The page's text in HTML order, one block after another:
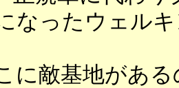
なったウェル
敵基地がある